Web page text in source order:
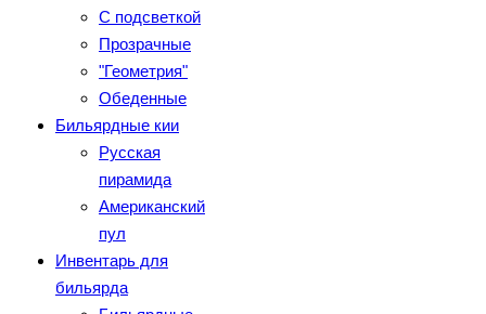
С подсветкой
Прозрачные
"Геометрия"
Обеденные
Бильярдные кии
Русская
пирамида
Американский
пул
Инвентарь для
бильярда